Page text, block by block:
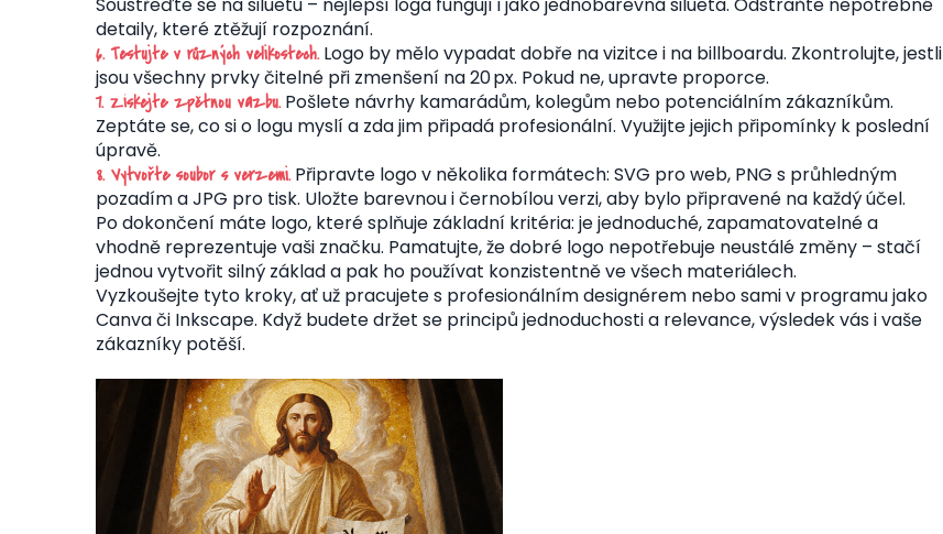
detaily, které ztěžují rozpoznání.
6. Testujte v různých velikostech.Logo by mělo vypadat dobře na vizitce i na billboardu. Zkontrolujte, jestli
jsou všechny prvky čitelné při zmenšení na 20 px. Pokud ne, upravte proporce.
7. Získejte zpětnou vazbu.Pošlete návrhy kamarádům, kolegům nebo potenciálním zákazníkům.
Zeptáte se, co si o logu myslí a zda jim připadá profesionální. Využijte jejich připomínky k poslední
úpravě.
8. Vytvořte soubor s verzemi.Připravte logo v několika formátech: SVG pro web, PNG s průhledným
pozadím a JPG pro tisk. Uložte barevnou i černobílou verzi, aby bylo připravené na každý účel.
Po dokončení máte logo, které splňuje základní kritéria: je jednoduché, zapamatovatelné a
vhodně reprezentuje vaši značku. Pamatujte, že dobré logo nepotřebuje neustálé změny – stačí
jednou vytvořit silný základ a pak ho používat konzistentně ve všech materiálech.
Vyzkoušejte tyto kroky, ať už pracujete s profesionálním designérem nebo sami v programu jako
Canva či Inkscape. Když budete držet se principů jednoduchosti a relevance, výsledek vás i vaše
zákazníky potěší.